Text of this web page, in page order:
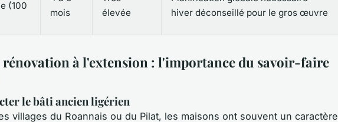
(100
mois
élevée
hiver déconseillé pour le gros œuvre
rénovation à l'extension : l'importance du savoir-faire
le bâti ancien ligérien
villages du Roannais ou du Pilat, les maisons ont souvent un caractère